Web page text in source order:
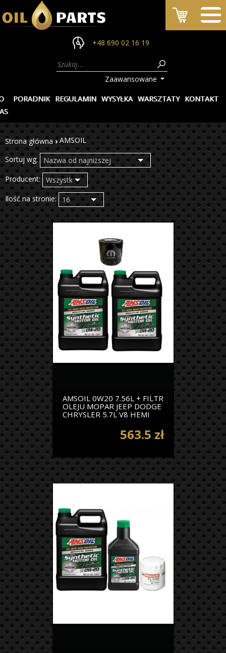
+48 690 02 16 19
Zaawansowane
PORADNIK REGULAMIN WYSYŁKA WARSZTATY KONTAKT
Strona główna › AMSOIL
Sortuj wg:
Producent:
Ilość na stronie:
AMSOIL 0W20 7.56L + FILTR
OLEJU MOPAR JEEP DODGE
CHRYSLER 5.7L V8 HEMI
563.5 zł